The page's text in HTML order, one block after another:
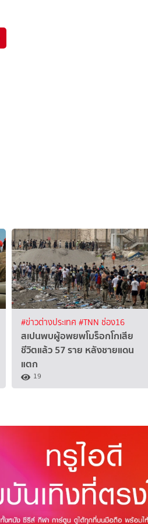
#ข่าวต่างประเทศ #TNN ช่อง16
สเปนพบผู้อพยพโมร็อกโกเสีย
ชีวิตแล้ว 57 ราย หลังชายแดน
แตก
19